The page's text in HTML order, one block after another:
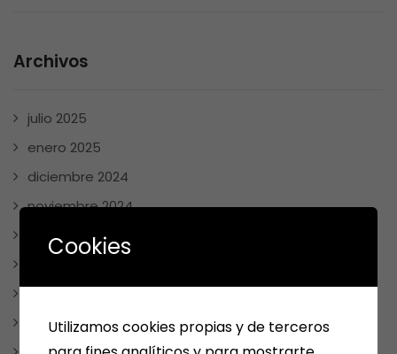
Archivos
julio 2025
enero 2025
diciembre 2024
noviembre 2024
mayo 2024
febrero 2024
Cookies
Utilizamos cookies propias y de terceros